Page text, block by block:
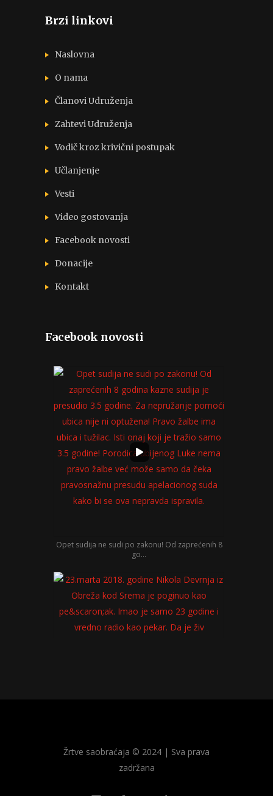
Brzi linkovi
Naslovna
O nama
Članovi Udruženja
Zahtevi Udruženja
Vodič kroz krivični postupak
Učlanjenje
Vesti
Video gostovanja
Facebook novosti
Donacije
Kontakt
Facebook novosti
Opet sudija ne sudi po zakonu! Od zaprećenih 8
go...
23.marta 2018. godine Nikola Devrnja iz Obreža
Žrtve saobraćaja © 2024 | Sva prava
zadržana